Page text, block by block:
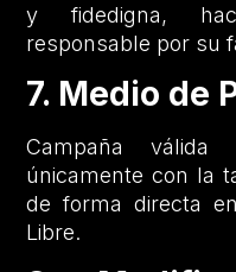
y fidedigna,
responsable por su
7. Medio de
Campaña válida
únicamente con la
de forma directa
Libre.